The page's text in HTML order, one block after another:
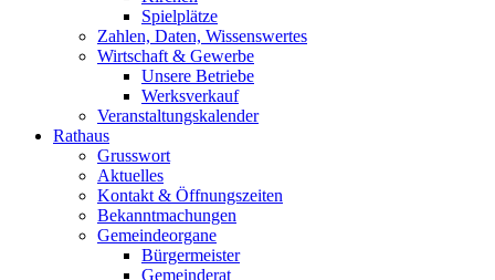
Spielplätze
Zahlen, Daten, Wissenswertes
Wirtschaft & Gewerbe
Unsere Betriebe
Werksverkauf
Veranstaltungskalender
Rathaus
Grusswort
Aktuelles
Kontakt & Öffnungszeiten
Bekanntmachungen
Gemeindeorgane
Bürgermeister
Gemeinderat